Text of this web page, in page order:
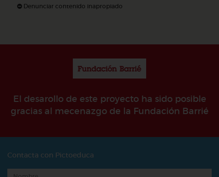
Denunciar contenido inapropiado
El desarollo de este proyecto ha sido posible
gracias al mecenazgo de la Fundación Barrié
Contacta con Pictoeduca